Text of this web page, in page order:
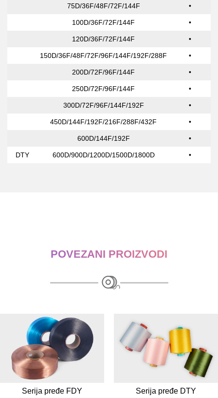
75D/36F/48F/72F/144F •
100D/36F/72F/144F •
120D/36F/72F/144F •
150D/36F/48F/72F/96F/144F/192F/288F •
200D/72F/96F/144F •
250D/72F/96F/144F •
300D/72F/96F/144F/192F •
450D/144F/192F/216F/288F/432F •
600D/144F/192F •
DTY 600D/900D/1200D/1500D/1800D •
POVEZANI PROIZVODI
Serija pređe FDY Serija pređe DTY